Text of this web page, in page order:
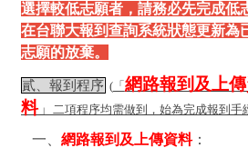
選擇較低志願者，請務必先完成低
在台聯大報到查詢系統狀態更新為
志願的放棄。
貳、報到程序 (「 網路報到及上
料」 二項程序均需做到，始為完成報到手
一、 網路報到及上傳資料：